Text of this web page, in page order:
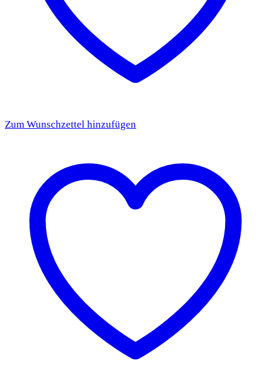
Zum Wunschzettel hinzufügen